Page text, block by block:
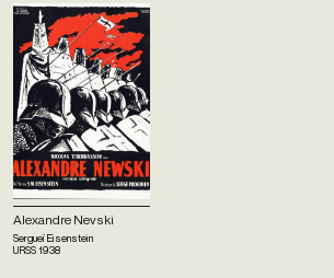
Alexandre Nevski
Sergueï Eisenstein
URSS1938